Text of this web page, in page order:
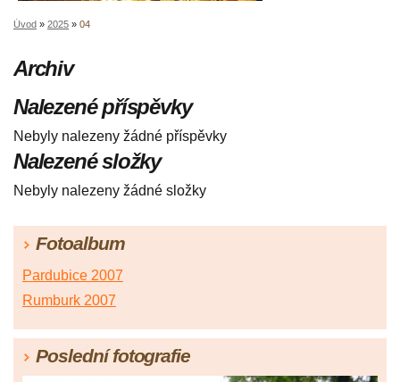
Úvod » 2025 » 04
Archiv
Nalezené příspěvky
Nebyly nalezeny žádné příspěvky
Nalezené složky
Nebyly nalezeny žádné složky
Fotoalbum
Pardubice 2007
Rumburk 2007
Poslední fotografie